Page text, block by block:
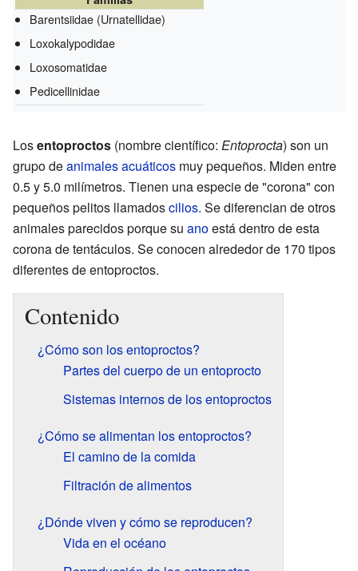
Barentsiidae (Urnatellidae)
Loxokalypodidae
Loxosomatidae
Pedicellinidae
Losentoproctos (nombre científico: Entoprocta) son un
grupo deanimales acuáticos muy pequeños. Miden entre
0.5 y 5.0 milímetros. Tienen una especie de "corona" con
pequeños pelitos llamadoscilios. Se diferencian de otros
animales parecidos porque su anoestá dentro de esta
corona de tentáculos. Se conocen alrededor de 170 tipos
diferentes de entoproctos.
Contenido
¿Cómo son los entoproctos?
Partes del cuerpo de un entoprocto
Sistemas internos de los entoproctos
¿Cómo se alimentan los entoproctos?
El camino de la comida
Filtración de alimentos
¿Dónde viven y cómo se reproducen?
Vida en el océano